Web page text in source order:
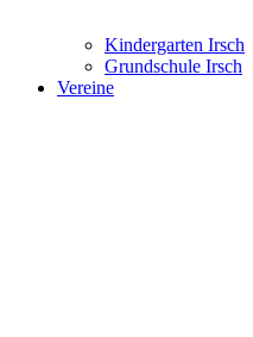
Kindergarten Irsch
Grundschule Irsch
Vereine